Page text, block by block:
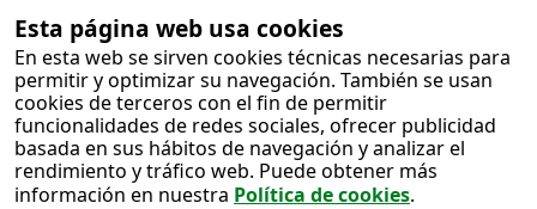
Esta página web usa cookies
En esta web se sirven cookies técnicas necesarias para
permitir y optimizar su navegación. También se usan
cookies de terceros con el fin de permitir
funcionalidades de redes sociales, ofrecer publicidad
basada en sus hábitos de navegación y analizar el
rendimiento y tráfico web. Puede obtener más
información en nuestra Política de cookies.